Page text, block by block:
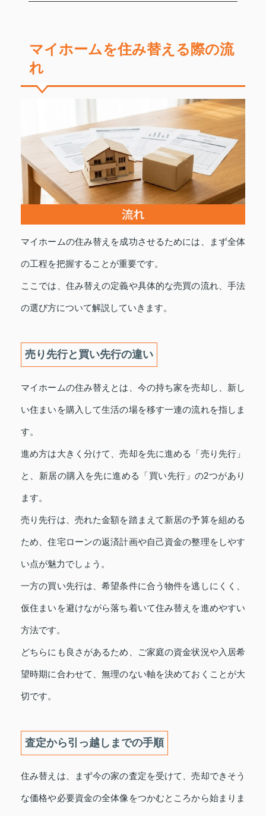
マイホームを住み替える際の流
れ
マイホームの住み替えを成功させるためには、まず全体
の工程を把握することが重要です。
ここでは、住み替えの定義や具体的な売買の流れ、手法
の選び方について解説していきます。
売り先行と買い先行の違い
マイホームの住み替えとは、今の持ち家を売却し、新し
い住まいを購入して生活の場を移す一連の流れを指しま
す。
進め方は大きく分けて、売却を先に進める「売り先行」
と、新居の購入を先に進める「買い先行」の2つがあり
ます。
売り先行は、売れた金額を踏まえて新居の予算を組める
ため、住宅ローンの返済計画や自己資金の整理をしやす
い点が魅力でしょう。
一方の買い先行は、希望条件に合う物件を逃しにくく、
仮住まいを避けながら落ち着いて住み替えを進めやすい
方法です。
どちらにも良さがあるため、ご家庭の資金状況や入居希
望時期に合わせて、無理のない軸を決めておくことが大
切です。
査定から引っ越しまでの手順
住み替えは、まず今の家の査定を受けて、売却できそう
な価格や必要資金の全体像をつかむところから始まりま